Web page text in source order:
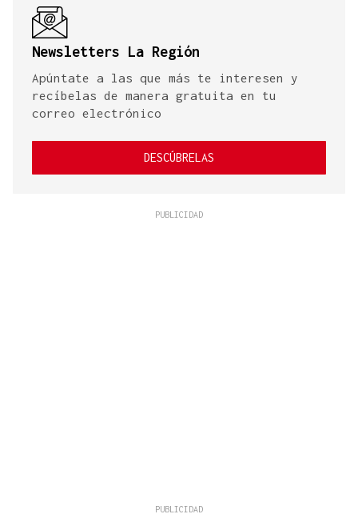
Newsletters La Región
Apúntate a las que más te interesen y
recíbelas de manera gratuita en tu
correo electrónico
DESCÚBRELAS